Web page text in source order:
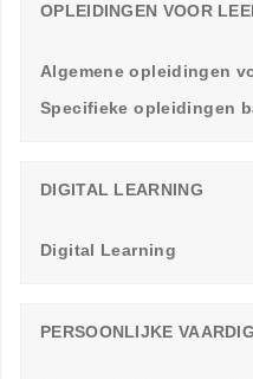
OPLEIDINGEN VOOR
Algemene opleidingen
Specifieke opleidingen
DIGITAL LEARNING
Digital Learning
PERSOONLIJKE